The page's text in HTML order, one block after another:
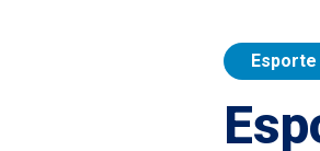
Esporte